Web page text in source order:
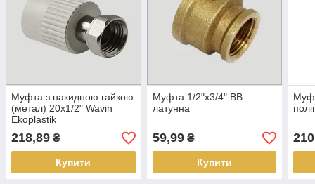
Муфта з накидною гайкою
(метал) 20х1/2" Wavin
Ekoplastik
218,89 ₴
Купити
Муфта 1/2"х3/4" ВВ
латунна
59,99₴
Купити